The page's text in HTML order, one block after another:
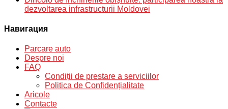
dezvoltarea infrastructurii Moldovei
Навигация
Parcare auto
Despre noi
FAQ
Condiții de prestare a serviciilor
Politica de Confidențialitate
Aricole
Contacte